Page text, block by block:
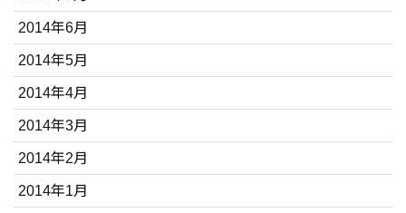
2014年6月
2014年5月
2014年4月
2014年3月
2014年2月
2014年1月